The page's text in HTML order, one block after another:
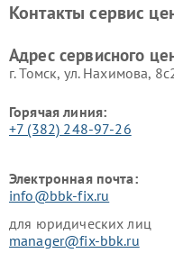
Ремонт винных шкафов
Контакты сервис
Адрес сервисного
г. Томск, ул. Нахимова,
Горячая линия:
+7 (382) 248-97-26
Электронная почта:
info@bbk-fix.ru
для юридических лиц
manager@fix-bbk.ru